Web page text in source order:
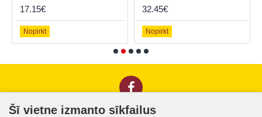
17.15€
Nopirkt
32.45€
Nopirkt
Šī vietne izmanto sīkfailus